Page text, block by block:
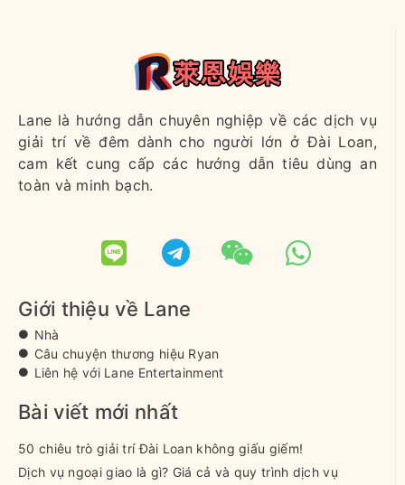
Lane là hướng dẫn chuyên nghiệp về các dịch vụ
giải trí về đêm dành cho người lớn ở Đài Loan,
cam kết cung cấp các hướng dẫn tiêu dùng an
toàn và minh bạch.
Giới thiệu về Lane
Nhà
Câu chuyện thương hiệu Ryan
Liên hệ với Lane Entertainment
Bài viết mới nhất
50 chiêu trò giải trí Đài Loan không giấu giếm!
Dịch vụ ngoại giao là gì? Giá cả và quy trình dịch vụ